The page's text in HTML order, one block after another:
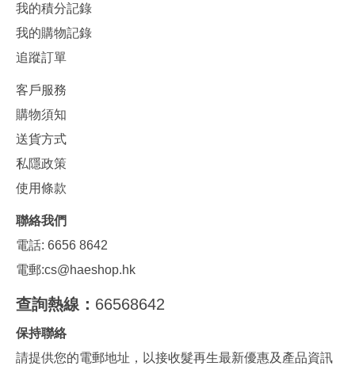
我的積分記錄
我的購物記錄
追蹤訂單
客戶服務
購物須知
送貨方式
私隱政策
使用條款
聯絡我們
電話: 6656 8642
電郵:cs@haeshop.hk
查詢熱線： 66568642
保持聯絡
請提供您的電郵地址，以接收髮再生最新優惠及產品資訊